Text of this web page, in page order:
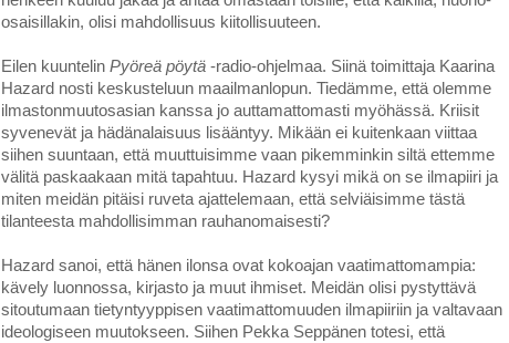
osaisillakin, olisi mahdollisuus kiitollisuuteen.
Eilen kuuntelin Pyöreä pöytä -radio-ohjelmaa. Siinä toimittaja Kaarina
Hazard nosti keskusteluun maailmanlopun. Tiedämme, että olemme
ilmastonmuutosasian kanssa jo auttamattomasti myöhässä. Kriisit
syvenevät ja hädänalaisuus lisääntyy. Mikään ei kuitenkaan viittaa
siihen suuntaan, että muuttuisimme vaan pikemminkin siltä ettemme
välitä paskaakaan mitä tapahtuu. Hazard kysyi mikä on se ilmapiiri ja
miten meidän pitäisi ruveta ajattelemaan, että selviäisimme tästä
tilanteesta mahdollisimman rauhanomaisesti?
Hazard sanoi, että hänen ilonsa ovat kokoajan vaatimattomampia:
kävely luonnossa, kirjasto ja muut ihmiset. Meidän olisi pystyttävä
sitoutumaan tietyntyyppisen vaatimattomuuden ilmapiiriin ja valtavaan
ideologiseen muutokseen. Siihen Pekka Seppänen totesi, että